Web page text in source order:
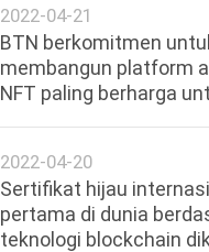
2022-04-21
BTN berkomitmen
membangun platform
NFT paling berharga
2022-04-20
Sertifikat hijau
pertama di dunia
teknologi blockchain